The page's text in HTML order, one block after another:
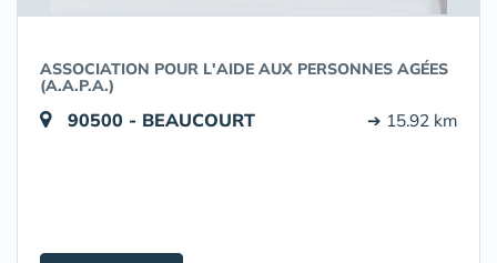
ASSOCIATION POUR L'AIDE AUX PERSONNES AGÉES
(A.A.P.A.)
90500 - BEAUCOURT ➔ 15.92 km